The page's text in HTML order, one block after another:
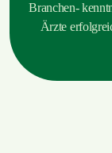
Branchen-
Ärzte